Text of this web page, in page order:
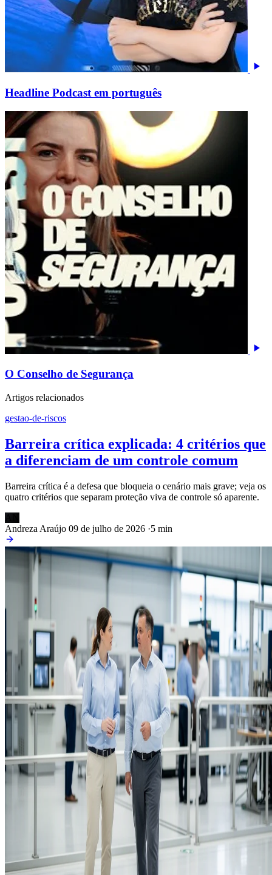
Headline Podcast em português
O Conselho de Segurança
Artigos relacionados
gestao-de-riscos
Barreira crítica explicada: 4 critérios que
a diferenciam de um controle comum
Barreira crítica é a defesa que bloqueia o cenário mais grave; veja os
quatro critérios que separam proteção viva de controle só aparente.
Andreza Araújo 09 de julho de 2026 ·5 min